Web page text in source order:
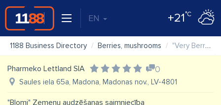
EN +21°C
1188 Business Directory Berries, mushrooms "Very Berry" SIA
Pharmeko Lettland SIA 0
Saules iela 65a, Madona, Madonas nov., LV-4801
"Blomi" Zemeņu audzēšanas saimniecība